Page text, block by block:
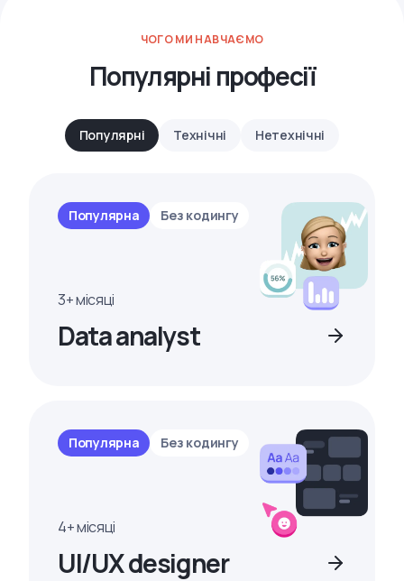
ЧОГО МИ НАВЧАЄМО
Популярні професії
Популярні Технічні Нетехнічні
Популярна Без кодингу
3+ місяці
Data analyst
Популярна Без кодингу
4+ місяці
UI/UX designer